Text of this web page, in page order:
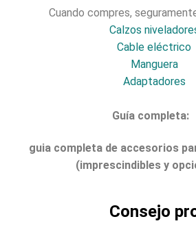
Cuando compres,
Calzos
Cable eléctrico
Manguera
Adaptadores
Guía completa:
guia completa de accesorios
(imprescindibles y
Consejo